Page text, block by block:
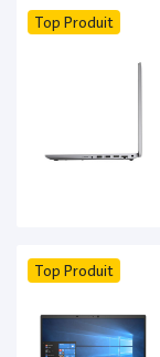
Top Produit
Top Produit